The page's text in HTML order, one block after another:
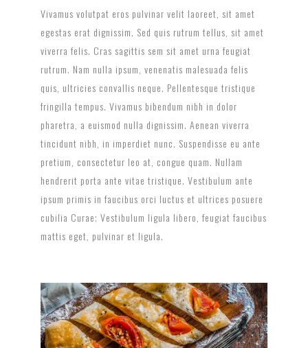
Vivamus volutpat eros pulvinar velit laoreet, sit amet
egestas erat dignissim. Sed quis rutrum tellus, sit amet
viverra felis. Cras sagittis sem sit amet urna feugiat
rutrum. Nam nulla ipsum, venenatis malesuada felis
quis, ultricies convallis neque. Pellentesque tristique
fringilla tempus. Vivamus bibendum nibh in dolor
pharetra, a euismod nulla dignissim. Aenean viverra
tincidunt nibh, in imperdiet nunc. Suspendisse eu ante
pretium, consectetur leo at, congue quam. Nullam
hendrerit porta ante vitae tristique. Vestibulum ante
ipsum primis in faucibus orci luctus et ultrices posuere
cubilia Curae; Vestibulum ligula libero, feugiat faucibus
mattis eget, pulvinar et ligula.